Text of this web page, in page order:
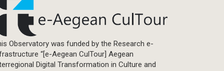
Observatory was funded by the Research e-
“[e-Aegean CulTour] Aegean
Digital Transformation in Culture and